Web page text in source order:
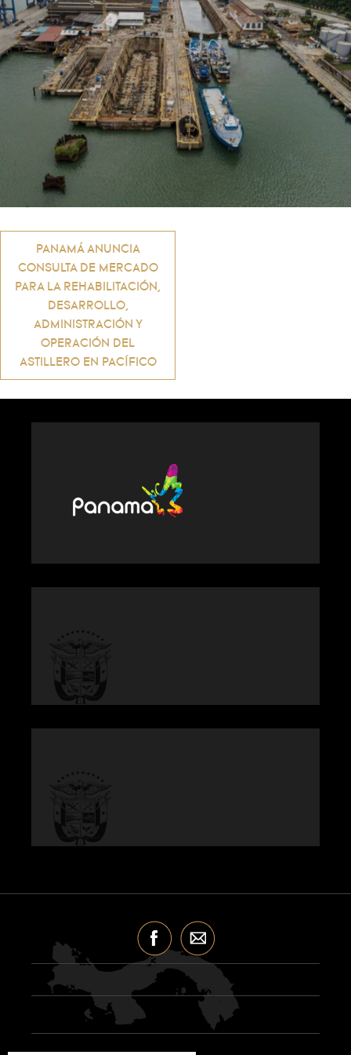
Navegación
de
entradas
PANAMÁ ANUNCIA
CONSULTA DE MERCADO
PARA LA REHABILITACIÓN,
DESARROLLO,
ADMINISTRACIÓN Y
OPERACIÓN DEL
ASTILLERO EN PACÍFICO